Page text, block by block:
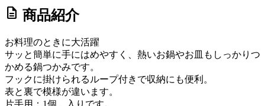
description 商品紹介
お料理のときに大活躍
サッと簡単に手にはめやすく、熱いお鍋やお皿もしっかりつ
かめる鍋つかみです。
フックに掛けられるループ付きで収納にも便利。
表と裏で模様が違います。
片手用：1個、入りです。